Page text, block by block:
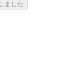
ました